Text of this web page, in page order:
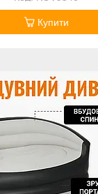
Купити